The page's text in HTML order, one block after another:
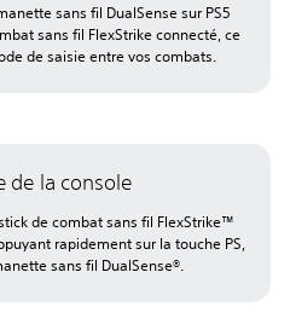
sans fil DualSense sur PS5
sans fil FlexStrike connecté, ce
de saisie entre vos combats.
de la console
de combat sans fil FlexStrike™
rapidement sur la touche PS,
sans fil DualSense®.